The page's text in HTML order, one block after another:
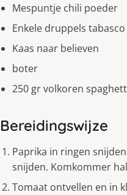
Mespuntje chili poeder
Enkele druppels tabasco
Kaas naar believen
boter
250 gr volkoren
Bereidingswijze
Paprika in ringen
snijden. Komkommer
Tomaat ontvellen en in